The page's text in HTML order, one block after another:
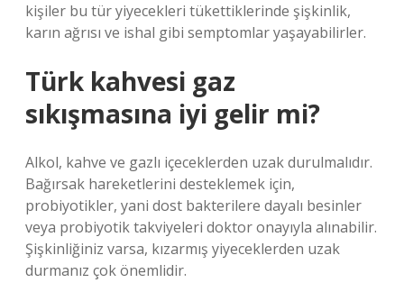
kişiler bu tür yiyecekleri tükettiklerinde şişkinlik,
karın ağrısı ve ishal gibi semptomlar yaşayabilirler.
Türk kahvesi gaz
sıkışmasına iyi gelir mi?
Alkol, kahve ve gazlı içeceklerden uzak durulmalıdır.
Bağırsak hareketlerini desteklemek için,
probiyotikler, yani dost bakterilere dayalı besinler
veya probiyotik takviyeleri doktor onayıyla alınabilir.
Şişkinliğiniz varsa, kızarmış yiyeceklerden uzak
durmanız çok önemlidir.